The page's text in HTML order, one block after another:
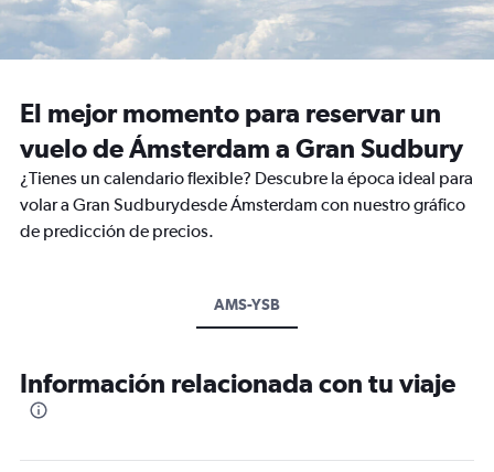
El mejor momento para reservar un
vuelo de Ámsterdam a Gran Sudbury
¿Tienes un calendario flexible? Descubre la época ideal para
volar a Gran Sudburydesde Ámsterdam con nuestro gráfico
de predicción de precios.
AMS-YSB
Información relacionada con tu viaje